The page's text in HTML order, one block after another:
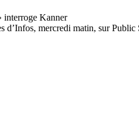
mercredi matin, sur